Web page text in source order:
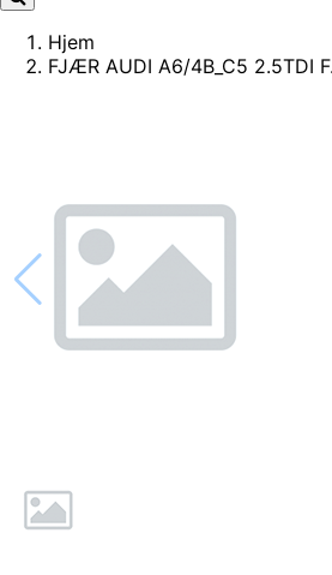
Hjem
FJÆR AUDI A6/4B_C5 2.5TDI F.